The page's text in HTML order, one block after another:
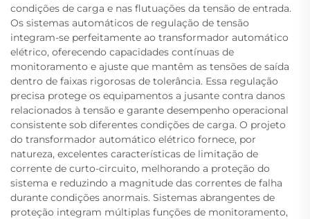
condições de carga e nas flutuações da tensão de entrada.
Os sistemas automáticos de regulação de tensão
integram-se perfeitamente ao transformador automático
elétrico, oferecendo capacidades contínuas de
monitoramento e ajuste que mantêm as tensões de saída
dentro de faixas rigorosas de tolerância. Essa regulação
precisa protege os equipamentos a jusante contra danos
relacionados à tensão e garante desempenho operacional
consistente sob diferentes condições de carga. O projeto
do transformador automático elétrico fornece, por
natureza, excelentes características de limitação de
corrente de curto-circuito, melhorando a proteção do
sistema e reduzindo a magnitude das correntes de falha
durante condições anormais. Sistemas abrangentes de
proteção integram múltiplas funções de monitoramento,